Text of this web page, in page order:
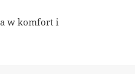
w komfort i